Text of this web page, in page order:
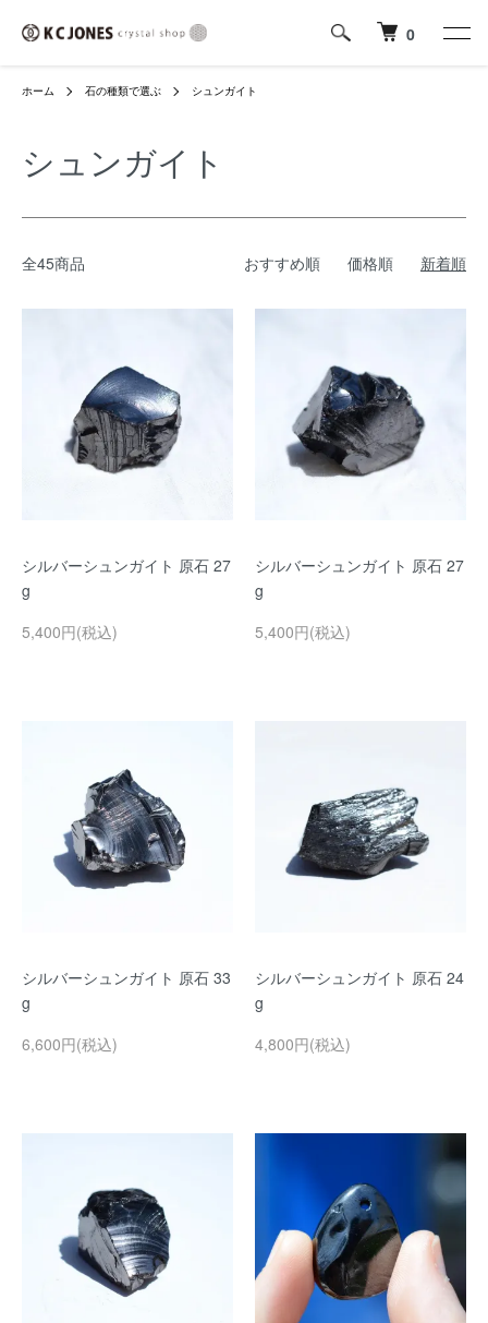
0
ホーム 石の種類で選ぶ シュンガイト
シュンガイト
全45商品 おすすめ順 価格順 新着順
シルバーシュンガイト 原石 27
g
5,400円(税込)
シルバーシュンガイト 原石 27
g
5,400円(税込)
シルバーシュンガイト 原石 33
g
6,600円(税込)
シルバーシュンガイト 原石 24
g
4,800円(税込)